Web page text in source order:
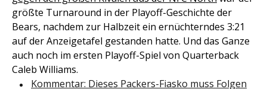
größte Turnaround in der Playoff-Geschichte der
Bears, nachdem zur Halbzeit ein ernüchterndes 3:21
auf der Anzeigetafel gestanden hatte. Und das Ganze
auch noch im ersten Playoff-Spiel von Quarterback
Caleb Williams.
Kommentar: Dieses Packers-Fiasko muss Folgen